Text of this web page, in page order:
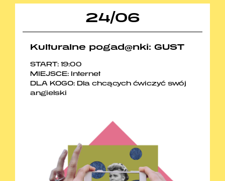
24/06
Kulturalne pogad@nki: GUST
START: 19:00
MIEJSCE: Internet
DLA KOGO: Dla chcących ćwiczyć swój
angielski